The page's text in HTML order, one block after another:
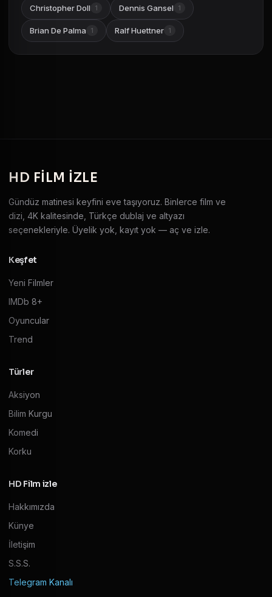
Christopher Doll 1 Dennis Gansel 1
Brian De Palma 1 Ralf Huettner 1
HD FILM IZLE
Gündüz matinesi keyfini eve taşıyoruz. Binlerce film ve
dizi, 4K kalitesinde, Türkçe dublaj ve altyazı
seçenekleriyle. Üyelik yok, kayıt yok — aç ve izle.
Keşfet
Yeni Filmler
IMDb 8+
Oyuncular
Trend
Türler
Aksiyon
Bilim Kurgu
Komedi
Korku
HD Film izle
Hakkımızda
Künye
İletişim
S.S.S.
Telegram Kanalı